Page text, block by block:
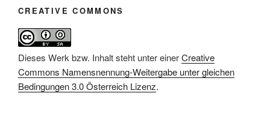
CREATIVE COMMONS
Dieses Werk bzw. Inhalt steht unter einerCreative
Commons Namensnennung-Weitergabe unter gleichen
Bedingungen 3.0 Österreich Lizenz.